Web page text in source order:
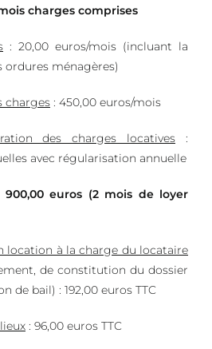
charges comprises
: 20,00 euros/mois (incluant la
ordures ménagères)
charges : 450,00 euros/mois
des charges locatives :
avec régularisation annuelle
900,00 euros (2 mois de loyer
location à la charge du locataire
de constitution du dossier
de bail) : 192,00 euros TTC
: 96,00 euros TTC